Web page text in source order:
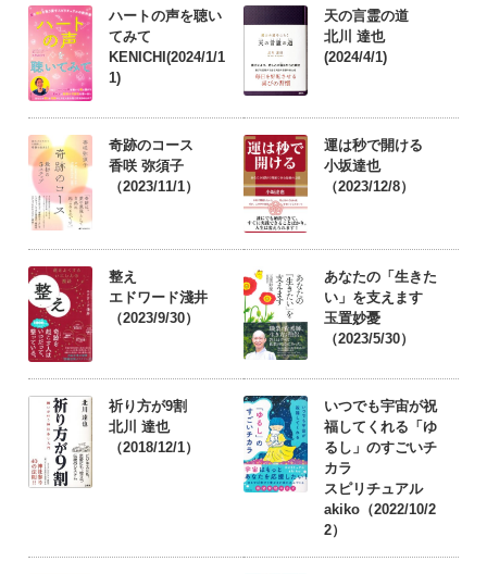
ハートの声を聴い
てみて
KENICHI(2024/1/1
1)
天の言霊の道
北川 達也
(2024/4/1)
奇跡のコース
香咲 弥須子
（2023/11/1）
運は秒で開ける
小坂達也
（2023/12/8）
整え
エドワード淺井
（2023/9/30）
あなたの「生きた
い」を支えます
玉置妙憂
（2023/5/30）
祈り方が9割
北川 達也
（2018/12/1）
いつでも宇宙が祝
福してくれる「ゆ
るし」のすごいチ
カラ
スピリチュアル
akiko（2022/10/2
2）